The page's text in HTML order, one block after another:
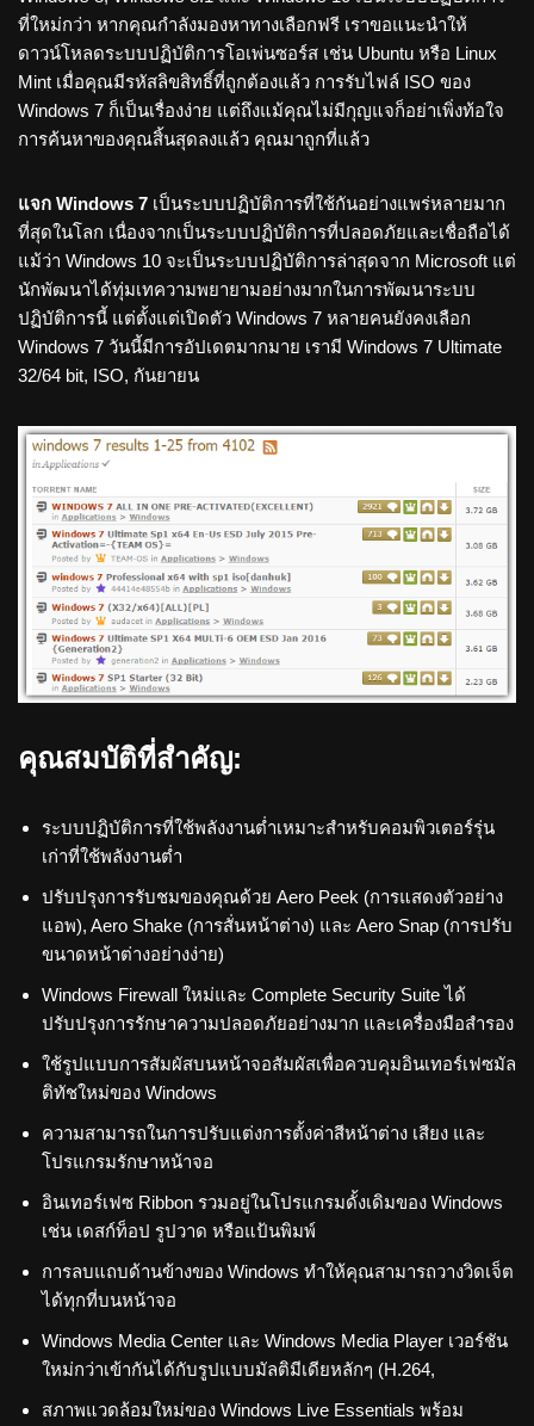
ที่ใหม่กว่า หากคุณกำลังมองหาทางเลือกฟรี เราขอแนะนำให้
ดาวน์โหลดระบบปฏิบัติการโอเพ่นซอร์ส เช่น Ubuntu หรือ Linux
Mint เมื่อคุณมีรหัสลิขสิทธิ์ที่ถูกต้องแล้ว การรับไฟล์ ISO ของ
Windows 7 ก็เป็นเรื่องง่าย แต่ถึงแม้คุณไม่มีกุญแจก็อย่าเพิ่งท้อใจ
การค้นหาของคุณสิ้นสุดลงแล้ว คุณมาถูกที่แล้ว
แจก Windows 7 เป็นระบบปฏิบัติการที่ใช้กันอย่างแพร่หลายมาก
ที่สุดในโลก เนื่องจากเป็นระบบปฏิบัติการที่ปลอดภัยและเชื่อถือได้
แม้ว่า Windows 10 จะเป็นระบบปฏิบัติการล่าสุดจาก Microsoft แต่
นักพัฒนาได้ทุ่มเทความพยายามอย่างมากในการพัฒนาระบบ
ปฏิบัติการนี้ แต่ตั้งแต่เปิดตัว Windows 7 หลายคนยังคงเลือก
Windows 7 วันนี้มีการอัปเดตมากมาย เรามี Windows 7 Ultimate
32/64 bit, ISO, กันยายน
คุณสมบัติที่สำคัญ:
ระบบปฏิบัติการที่ใช้พลังงานต่ำเหมาะสำหรับคอมพิวเตอร์รุ่น
เก่าที่ใช้พลังงานต่ำ
ปรับปรุงการรับชมของคุณด้วย Aero Peek (การแสดงตัวอย่าง
แอพ), Aero Shake (การสั่นหน้าต่าง) และ Aero Snap (การปรับ
ขนาดหน้าต่างอย่างง่าย)
Windows Firewall ใหม่และ Complete Security Suite ได้
ปรับปรุงการรักษาความปลอดภัยอย่างมาก และเครื่องมือสำรอง
ใช้รูปแบบการสัมผัสบนหน้าจอสัมผัสเพื่อควบคุมอินเทอร์เฟซมัล
ติทัชใหม่ของ Windows
ความสามารถในการปรับแต่งการตั้งค่าสีหน้าต่าง เสียง และ
โปรแกรมรักษาหน้าจอ
อินเทอร์เฟซ Ribbon รวมอยู่ในโปรแกรมดั้งเดิมของ Windows
เช่น เดสก์ท็อป รูปวาด หรือแป้นพิมพ์
การลบแถบด้านข้างของ Windows ทำให้คุณสามารถวางวิดเจ็ต
ได้ทุกที่บนหน้าจอ
Windows Media Center และ Windows Media Player เวอร์ชัน
ใหม่กว่าเข้ากันได้กับรูปแบบมัลติมีเดียหลักๆ (H.264,
สภาพแวดล้อมใหม่ของ Windows Live Essentials พร้อม